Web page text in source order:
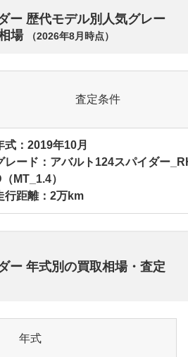
ー 歴代モデル別人気グレー
場
（2026年8月 時点）
査定条件
式：2019年10月
レード：アバルト124スパイダー
（MT_1.4）
行距離：2万km
ー 年式別の買取相場・査定
年式